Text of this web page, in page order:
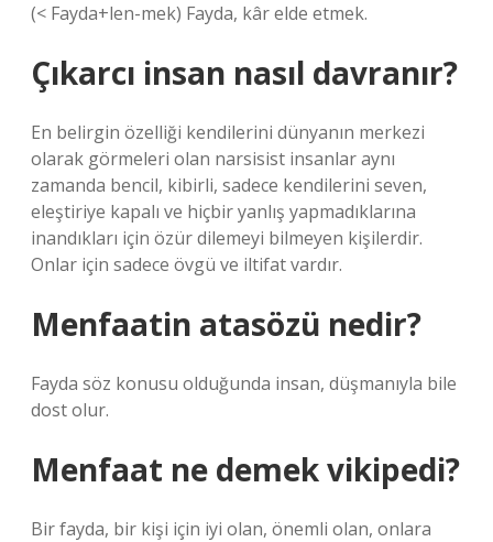
(< Fayda+len-mek) Fayda, kâr elde etmek.
Çıkarcı insan nasıl davranır?
En belirgin özelliği kendilerini dünyanın merkezi
olarak görmeleri olan narsisist insanlar aynı
zamanda bencil, kibirli, sadece kendilerini seven,
eleştiriye kapalı ve hiçbir yanlış yapmadıklarına
inandıkları için özür dilemeyi bilmeyen kişilerdir.
Onlar için sadece övgü ve iltifat vardır.
Menfaatin atasözü nedir?
Fayda söz konusu olduğunda insan, düşmanıyla bile
dost olur.
Menfaat ne demek vikipedi?
Bir fayda, bir kişi için iyi olan, önemli olan, onlara